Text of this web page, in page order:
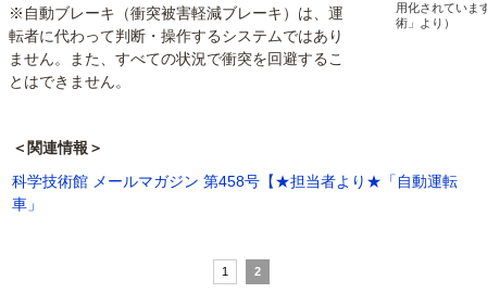
※自動ブレーキ（衝突被害軽減ブレーキ）は、運
転者に代わって判断・操作するシステムではあり
ません。また、すべての状況で衝突を回避するこ
とはできません。
用化されていま
術」より）
＜関連情報＞
科学技術館 メールマガジン 第458号【★担当者より★「自動運転
車」
1 2